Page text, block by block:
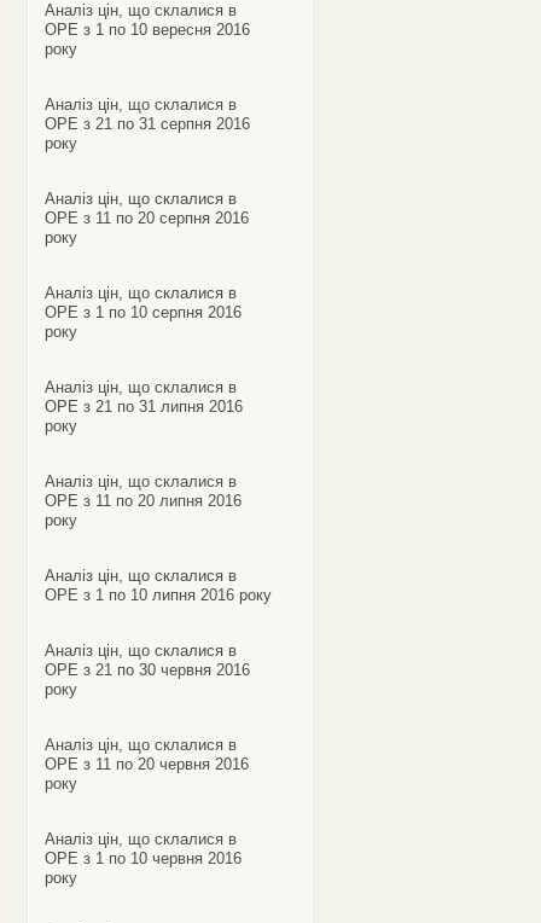
Аналіз цін, що склалися в
ОРЕ з 1 по 10 вересня 2016
року
Аналіз цін, що склалися в
ОРЕ з 21 по 31 серпня 2016
року
Аналіз цін, що склалися в
ОРЕ з 11 по 20 серпня 2016
року
Аналіз цін, що склалися в
ОРЕ з 1 по 10 серпня 2016
року
Аналіз цін, що склалися в
ОРЕ з 21 по 31 липня 2016
року
Аналіз цін, що склалися в
ОРЕ з 11 по 20 липня 2016
року
Аналіз цін, що склалися в
ОРЕ з 1 по 10 липня 2016 року
Аналіз цін, що склалися в
ОРЕ з 21 по 30 червня 2016
року
Аналіз цін, що склалися в
ОРЕ з 11 по 20 червня 2016
року
Аналіз цін, що склалися в
ОРЕ з 1 по 10 червня 2016
року